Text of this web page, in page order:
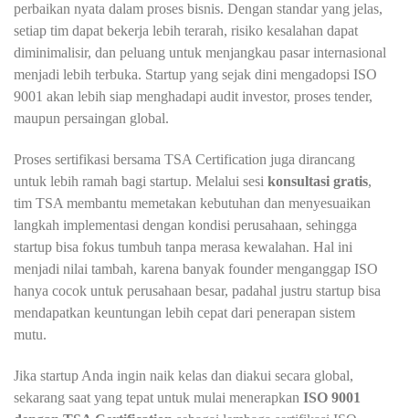
perbaikan nyata dalam proses bisnis. Dengan standar yang jelas,
setiap tim dapat bekerja lebih terarah, risiko kesalahan dapat
diminimalisir, dan peluang untuk menjangkau pasar internasional
menjadi lebih terbuka. Startup yang sejak dini mengadopsi ISO
9001 akan lebih siap menghadapi audit investor, proses tender,
maupun persaingan global.
Proses sertifikasi bersama TSA Certification juga dirancang
untuk lebih ramah bagi startup. Melalui sesi konsultasi gratis,
tim TSA membantu memetakan kebutuhan dan menyesuaikan
langkah implementasi dengan kondisi perusahaan, sehingga
startup bisa fokus tumbuh tanpa merasa kewalahan. Hal ini
menjadi nilai tambah, karena banyak founder menganggap ISO
hanya cocok untuk perusahaan besar, padahal justru startup bisa
mendapatkan keuntungan lebih cepat dari penerapan sistem
mutu.
Jika startup Anda ingin naik kelas dan diakui secara global,
sekarang saat yang tepat untuk mulai menerapkan ISO 9001